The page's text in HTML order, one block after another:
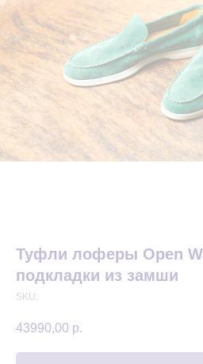
Туфли лоферы Open
подкладки из замши
SKU:
43990,00 р.